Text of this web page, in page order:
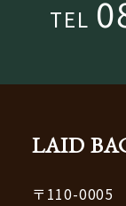
TEL
LAID
〒110-0005